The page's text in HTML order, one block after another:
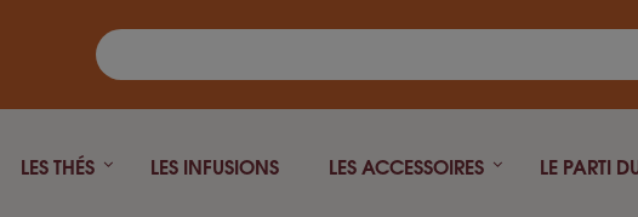
LES THÉS LES INFUSIONS LES ACCESSOIRES LE PARTI